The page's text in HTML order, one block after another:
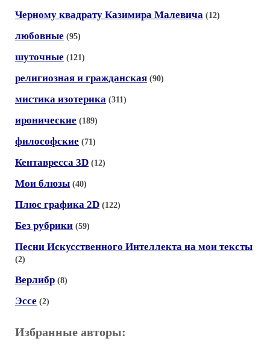
Черному квадрату Казимира Малевича (12)
любовные (95)
шуточные (121)
религиозная и гражданская (90)
мистика изотерика (311)
иронические (189)
философские (71)
Кентавресса 3D (12)
Мои блюзы (40)
Плюс графика 2D (122)
Без рубрики (59)
Песни Искусственного Интеллекта на мои тексты
(2)
Верлибр (8)
Эссе (2)
Избранные авторы: